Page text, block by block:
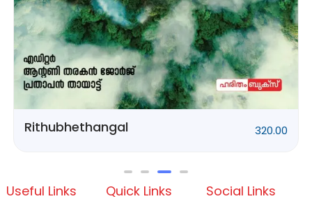
Rithubhethangal 320.00
Quick Links
Useful Links Social Links